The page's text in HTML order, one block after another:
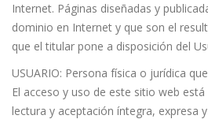
Internet. Páginas diseñadas y
dominio en Internet y que son el
que el titular pone a disposición del
USUARIO: Persona física o jurídica
El acceso y uso de este sitio web
lectura y aceptación íntegra, expresa